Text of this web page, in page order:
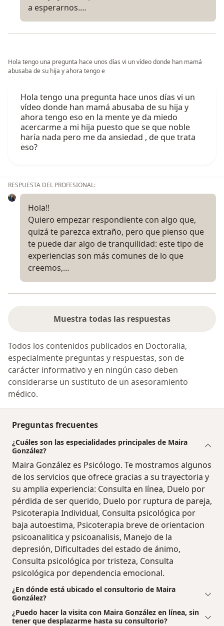
a esperarnos.…
Hola tengo una pregunta hace unos días vi un vídeo donde han mamá
abusaba de su hija y ahora tengo e
Hola tengo una pregunta hace unos días vi un
vídeo donde han mamá abusaba de su hija y
ahora tengo eso en la mente ye da miedo
acercarme a mi hija puesto que se que noble
haría nada pero me da ansiedad , de que trata
eso?
RESPUESTA DEL PROFESIONAL:
Hola!!
Quiero empezar respondiente con algo que,
quizá te parezca extraño, pero que pienso que
te puede dar algo de tranquilidad: este tipo de
experiencias son más comunes de lo que
creemos,…
Muestra todas las respuestas
Todos los contenidos publicados en Doctoralia,
especialmente preguntas y respuestas, son de
carácter informativo y en ningún caso deben
considerarse un sustituto de un asesoramiento
médico.
Preguntas frecuentes
¿Cuáles son las especialidades principales de Maira
González?
Maira González es Psicólogo. Te mostramos algunos
de los servicios que ofrece gracias a su trayectoria y
su amplia experiencia: Consulta en línea, Duelo por
pérdida de ser querido, Duelo por ruptura de pareja,
Psicoterapia Individual, Consulta psicológica por
baja autoestima, Psicoterapia breve de orientacion
psicoanalitica y psicoanalisis, Manejo de la
depresión, Dificultades del estado de ánimo,
Consulta psicológica por tristeza, Consulta
psicológica por dependencia emocional.
¿En dónde está ubicado el consultorio de Maira
González?
¿Puedo hacer la visita con Maira González en línea, sin
tener que desplazarme hasta su consultorio?